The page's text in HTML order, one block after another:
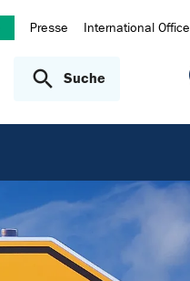
Presse International Office
Suche